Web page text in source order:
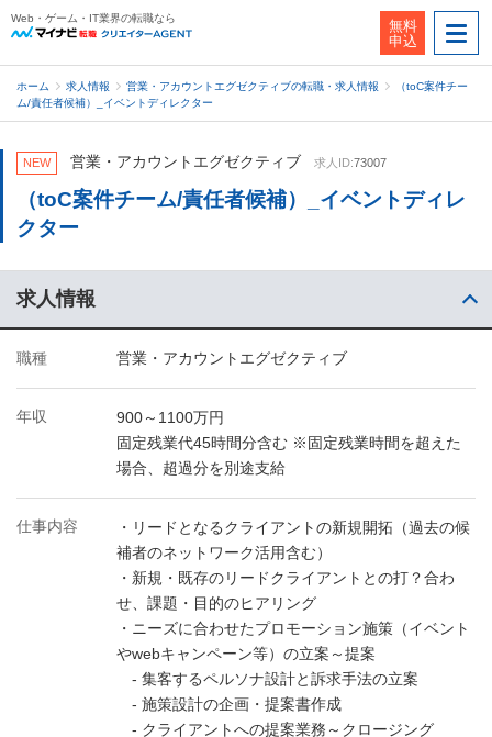
Web・ゲーム・IT業界の転職なら
無料
申込
ホーム 求人情報 営業・アカウントエグゼクティブの転職・求人情報
（toC案件チー
ム/責任者候補）_イベントディレクター
NEW 営業・アカウントエグゼクティブ 求人ID:73007
（toC案件チーム/責任者候補）_イベントディレ
クター
求人情報
職種 営業・アカウントエグゼクティブ
年収
900～1100万円
固定残業代45時間分含む ※固定残業時間を超えた
場合、超過分を別途支給
仕事内容
・リードとなるクライアントの新規開拓（過去の候
補者のネットワーク活用含む）
・新規・既存のリードクライアントとの打？合わ
せ、課題・目的のヒアリング
・ニーズに合わせたプロモーション施策（イベント
やwebキャンペーン等）の立案～提案
- 集客するペルソナ設計と訴求手法の立案
- 施策設計の企画・提案書作成
- クライアントへの提案業務～クロージング